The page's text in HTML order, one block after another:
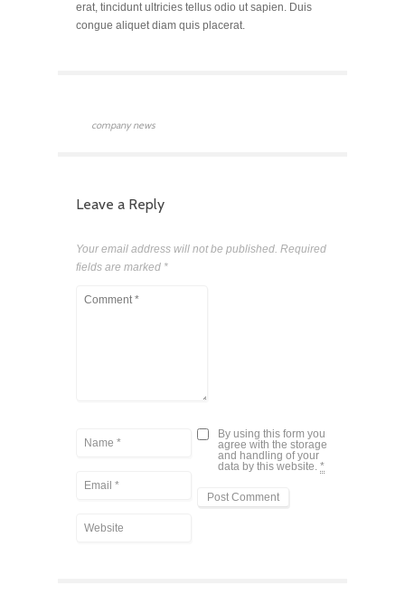
erat, tincidunt ultricies tellus odio ut sapien. Duis
congue aliquet diam quis placerat.
company news
Leave a Reply
Your email address will not be published. Required
fields are marked *
By using this form you
agree with the storage
and handling of your
data by this website.*